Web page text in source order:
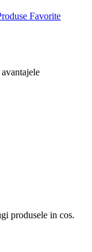
Favorite
produsele in cos.